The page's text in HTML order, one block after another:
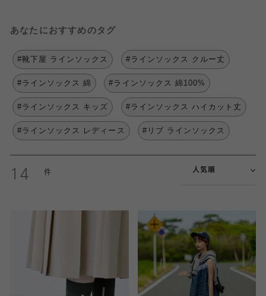
あなたにおすすめのタグ
#靴下屋 ラインソックス #ラインソックス クルー丈
#ラインソックス 綿 #ラインソックス 綿100%
#ラインソックス キッズ #ラインソックス ハイカット丈
#ラインソックス レディース #リブ ラインソックス
14 人気順